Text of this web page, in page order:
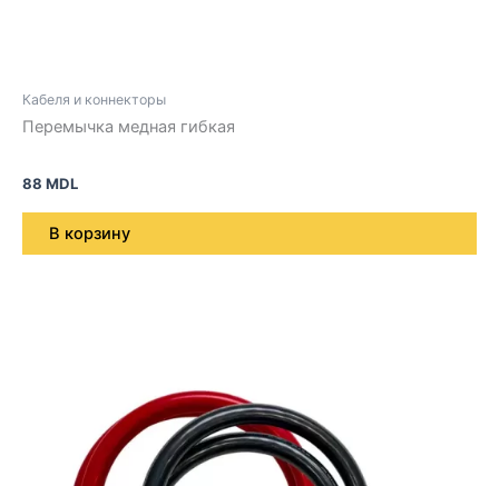
Кабеля и коннекторы
Перемычка медная гибкая
88 MDL
В корзину